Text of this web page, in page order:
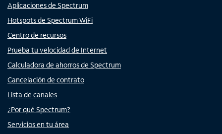
Aplicaciones de Spectrum
Hotspots de Spectrum WiFi
Centro de recursos
Prueba tu velocidad de Internet
Calculadora de ahorros de Spectrum
Cancelación de contrato
Lista de canales
¿Por qué Spectrum?
Servicios en tu área